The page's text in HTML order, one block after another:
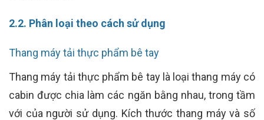
2.2. Phân loại theo cách sử dụng
Thang máy tải thực phẩm bê tay
Thang máy tải thực phẩm bê tay là loại thang máy có
cabin được chia làm các ngăn bằng nhau, trong tầm
với của người sử dụng. Kích thước thang máy và số